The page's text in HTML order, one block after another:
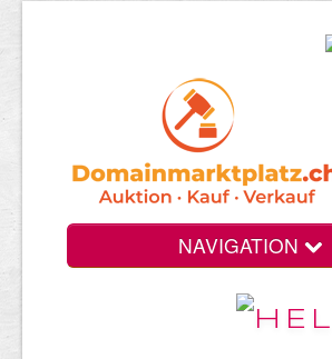
NAVIGATION